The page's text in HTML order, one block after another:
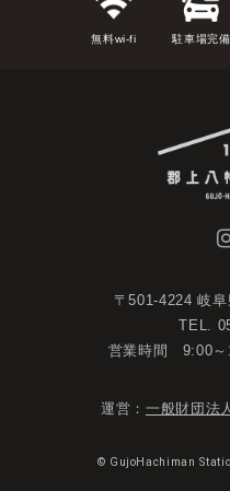
無料wi-fi 駐車場完備
〒501-4224 岐
TEL.
営業時間 9:00～
運営： 一般財団法
© GujoHachiman